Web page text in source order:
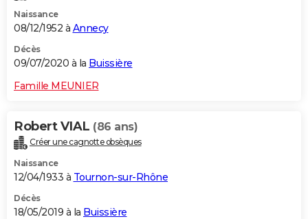
Naissance
08/12/1952 à Annecy
Décès
09/07/2020 à la Buissière
Famille MEUNIER
Robert VIAL (86 ans)
Créer une cagnotte obsèques
Naissance
12/04/1933 à Tournon-sur-Rhône
Décès
18/05/2019 à la Buissière